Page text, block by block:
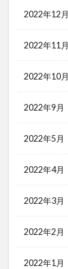
2022年12月
2022年11月
2022年10月
2022年9月
2022年5月
2022年4月
2022年3月
2022年2月
2022年1月